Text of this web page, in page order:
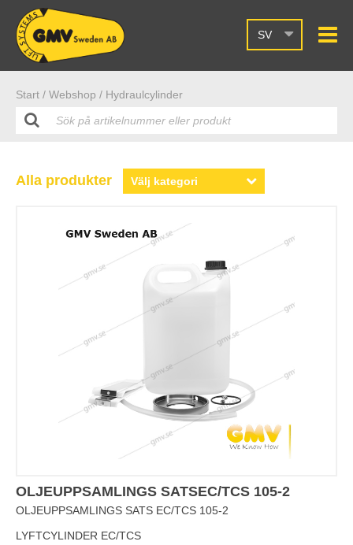
SV
Start / Webshop / Hydraulcylinder
Alla produkter
OLJEUPPSAMLINGS SATSEC/TCS 105-2
OLJEUPPSAMLINGS SATS EC/TCS 105-2
LYFTCYLINDER EC/TCS